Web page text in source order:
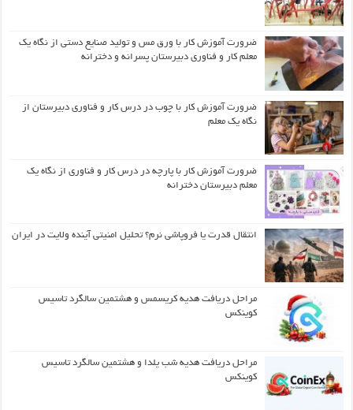
ضرورت آموزش کار با ورق مس و تولید صنایع دستی از نگاه یک
معلم کار و فناوری دبیرستان پسرانه و دخترانه
ضرورت آموزش کار با چوب در درس کار و فناوری دبیرستان از
نگاه یک معلم
ضرورت آموزش کار با پارچه در درس کار و فناوری از نگاه یک
معلم دبیرستان دخترانه
انتقال قدرت یا فروپاشی نرم؟ تحلیل امنیتی آینده ولایت در ایران
مراحل دریافت هدیه کریسمس و هشتمین سالگرد تاسیس
کوینکس
مراحل دریافت هدیه شب یلدا و هشتمین سالگرد تاسیس
کوینکس